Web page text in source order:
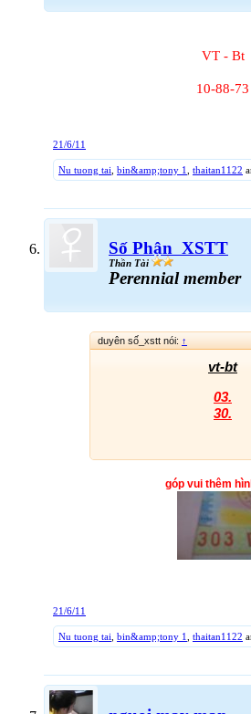
VT - Bt
10-88-73
21/6/11
Nu tuong tai bin&amp;tony 1 thaitan1122
Số Phận_XSTT
Thần Tài
Perennial member
duyên số_xstt nói: ↑
vt-bt
03.
30.
góp vui thêm
21/6/11
Nu tuong tai bin&amp;tony 1 thaitan1122